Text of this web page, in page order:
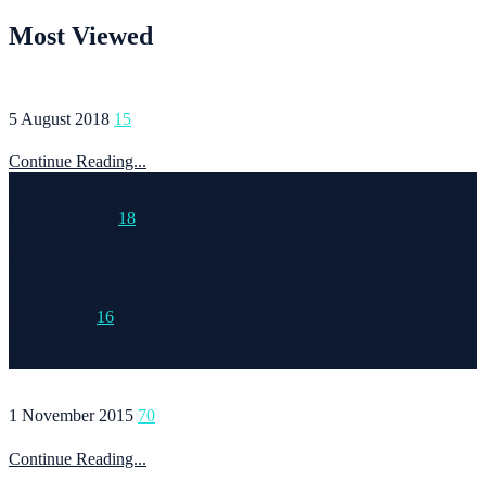
Most Viewed
5 August 2018 15
Continue Reading...
18
16
1 November 2015 70
Continue Reading...